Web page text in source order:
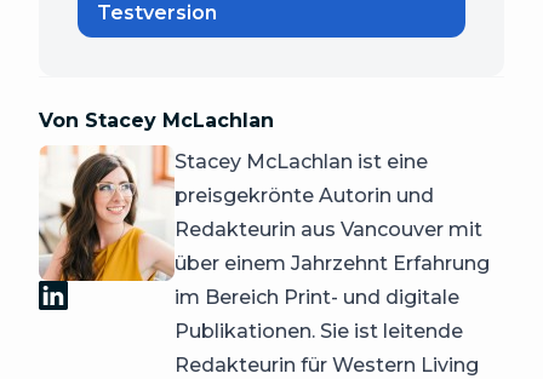
Testversion
Von Stacey McLachlan
Stacey McLachlan ist eine
preisgekrönte Autorin und
Redakteurin aus Vancouver mit
über einem Jahrzehnt Erfahrung
im Bereich Print- und digitale
Publikationen. Sie ist leitende
Redakteurin für Western Living